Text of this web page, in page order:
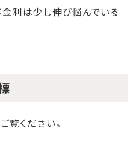
金利は少し伸び悩んでいる
覧ください。